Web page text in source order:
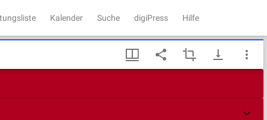
Kalender Suche digiPress Hilfe